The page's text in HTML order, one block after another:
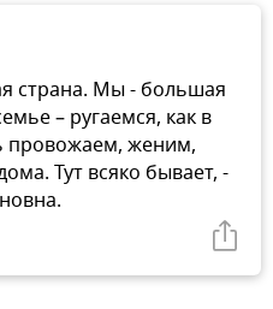
страна. Мы - большая
– ругаемся, как в
провожаем, женим,
Тут всяко бывает, -